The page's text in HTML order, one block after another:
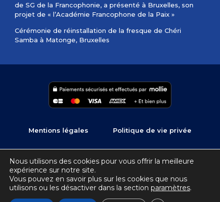
de SG de la Francophonie, a présenté à Bruxelles, son
projet de « l’Académie Francophone de la Paix »
Cérémonie de réinstallation de la fresque de Chéri
Samba à Matonge, Bruxelles
Mentions légales Politique de vie privée
Copyright © 2022 – 2026 Ambassade de la R.D.Congo en
Belgique, Pays-Bas, Luxembourg | Développement :
Connectez-Moi, agence web à Liège
Nous utilisons des cookies pour vous offrir la meilleure
expérience sur notre site.
Vous pouvez en savoir plus sur les cookies que nous
utilisons ou les désactiver dans la section paramètres.